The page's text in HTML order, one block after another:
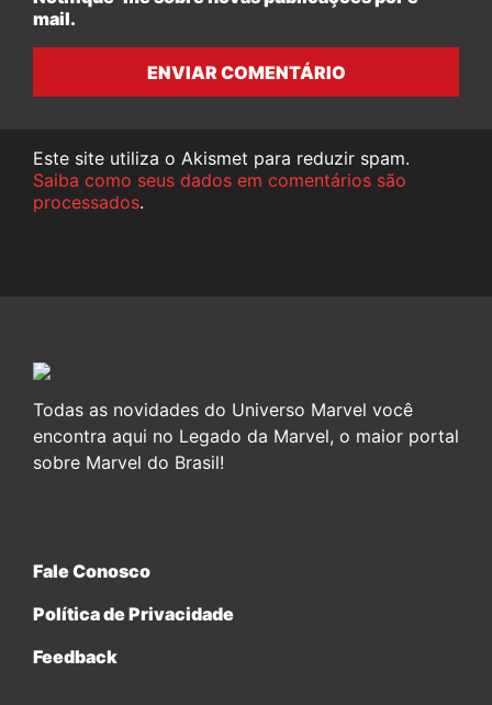
mail.
ENVIAR COMENTÁRIO
Este site utiliza o Akismet para reduzir spam.
Saiba como seus dados em comentários são
processados.
Todas as novidades do Universo Marvel você
encontra aqui no Legado da Marvel, o maior portal
sobre Marvel do Brasil!
Fale Conosco
Política de Privacidade
Feedback